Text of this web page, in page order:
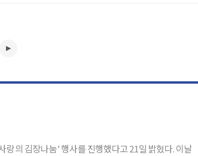
김장나눔’ 행사를 진행했다고 21일 밝혔다. 이날